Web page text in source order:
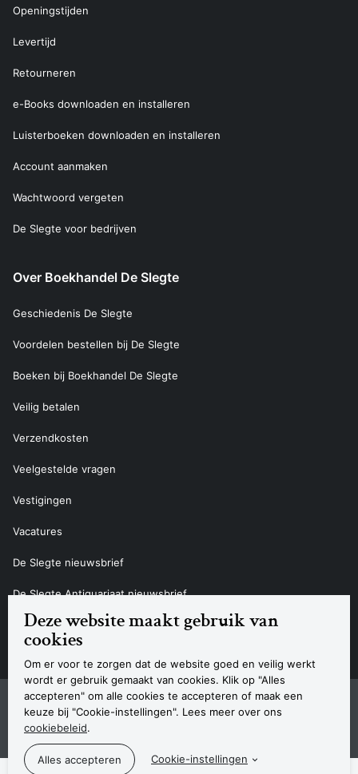
Deze website maakt gebruik van
cookies
Om er voor te zorgen dat de website goed en veilig werkt
wordt er gebruik gemaakt van cookies. Klik op "Alles
accepteren" om alle cookies te accepteren of maak een
keuze bij "Cookie-instellingen". Lees meer over ons
cookiebeleid.
Cookie-instellingen
Openingstijden
Levertijd
Retourneren
e-Books downloaden en installeren
Luisterboeken downloaden en installeren
Account aanmaken
Wachtwoord vergeten
De Slegte voor bedrijven
Over Boekhandel De Slegte
Geschiedenis De Slegte
Voordelen bestellen bij De Slegte
Boeken bij Boekhandel De Slegte
Veilig betalen
Verzendkosten
Veelgestelde vragen
Vestigingen
Vacatures
De Slegte nieuwsbrief
De Slegte Antiquariaat nieuwsbrief
Contact
Navigatie
SitemapPrivacyverklaring CookieverklaringAlgemene voorwaardenDisclaimer
Contact